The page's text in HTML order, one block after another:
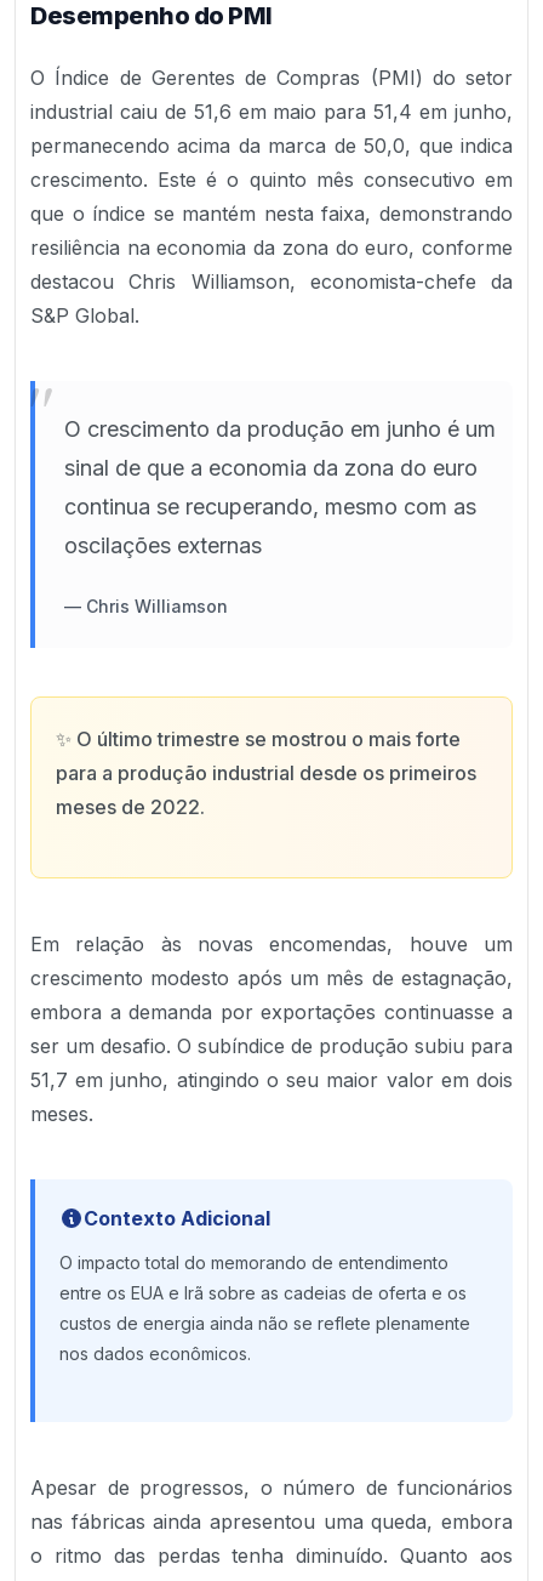
Desempenho do PMI
O Índice de Gerentes de Compras (PMI) do setor
industrial caiu de 51,6 em maio para 51,4 em junho,
permanecendo acima da marca de 50,0, que indica
crescimento. Este é o quinto mês consecutivo em
que o índice se mantém nesta faixa, demonstrando
resiliência na economia da zona do euro, conforme
destacou Chris Williamson, economista-chefe da
S&P Global.
" O crescimento da produção em junho é um
sinal de que a economia da zona do euro
continua se recuperando, mesmo com as
oscilações externas
— Chris Williamson
✨ O último trimestre se mostrou o mais forte
para a produção industrial desde os primeiros
meses de 2022.
Em relação às novas encomendas, houve um
crescimento modesto após um mês de estagnação,
embora a demanda por exportações continuasse a
ser um desafio. O subíndice de produção subiu para
51,7 em junho, atingindo o seu maior valor em dois
meses.
Contexto Adicional
O impacto total do memorando de entendimento
entre os EUA e Irã sobre as cadeias de oferta e os
custos de energia ainda não se reflete plenamente
nos dados econômicos.
Apesar de progressos, o número de funcionários
nas fábricas ainda apresentou uma queda, embora
o ritmo das perdas tenha diminuído. Quanto aos